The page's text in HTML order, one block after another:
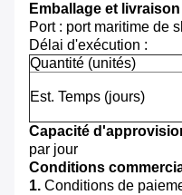
Emballage et livraison
Port : port maritime de
Délai d'exécution :
Quantité (unités)
Est. Temps (jours)
Capacité
par jour
Conditions
1. Conditions de